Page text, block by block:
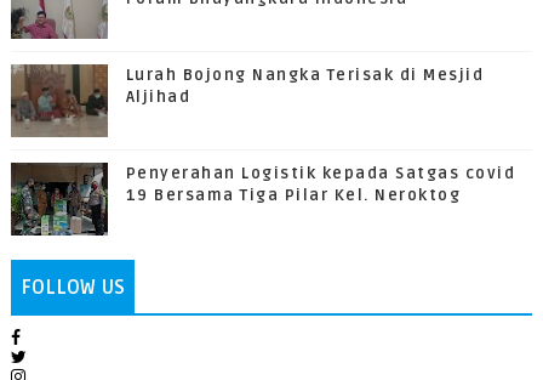
Lurah Bojong Nangka Terisak di Mesjid
Aljihad
Penyerahan Logistik kepada Satgas covid
19 Bersama Tiga Pilar Kel. Neroktog
FOLLOW US